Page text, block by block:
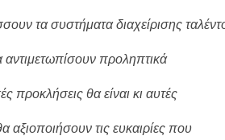
τα συστήματα διαχείρισης
αντιμετωπίσουν προληπτικά
προκλήσεις θα είναι κι αυτές
αξιοποιήσουν τις ευκαιρίες που